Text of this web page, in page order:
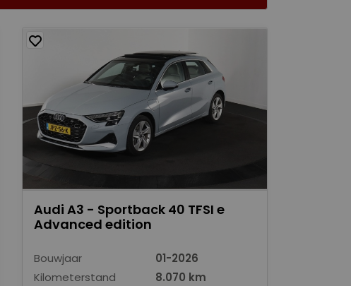
Audi A3 - Sportback 40 TFSI e
Advanced edition
Bouwjaar
01-2026
Kilometerstand
8.070 km